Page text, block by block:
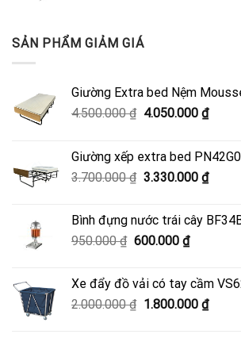
SẢN PHẨM GIẢM GIÁ
Giường Extra bed Nệm
4.500.000₫ Giá
4.500.000 ₫.
4.050.000 ₫Giá
là:
Giường xếp extra bed
3.700.000₫ Giá
3.700.000 ₫.
3.330.000 ₫Giá
là:
Bình đựng nước trái cây
950.000₫ Giá
950.000 ₫.
600.000 ₫Giá
là:
600.000 ₫.
Xe đẩy đồ vải có tay cầm
2.000.000₫ Giá
1.800.000 ₫Giá